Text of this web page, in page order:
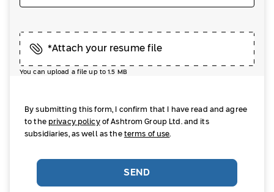
*Attach your resume file
You can upload a file up to 1.5 MB
By submitting this form, I confirm that I have read and agree
to the privacy policyof Ashtrom Group Ltd. and its
subsidiaries, as well as the terms of use.
SEND